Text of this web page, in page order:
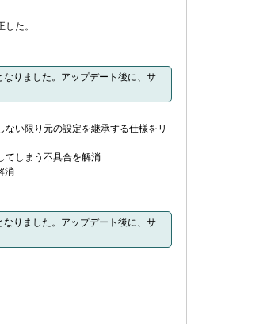
た。
りました。アップデート後に、サ
い限り元の設定を継承する仕様をリ
てしまう不具合を解消
消
りました。アップデート後に、サ